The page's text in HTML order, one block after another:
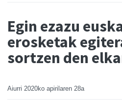
Egin ezazu
erosketak
sortzen den
Aiurri 2020ko apirilaren 28a